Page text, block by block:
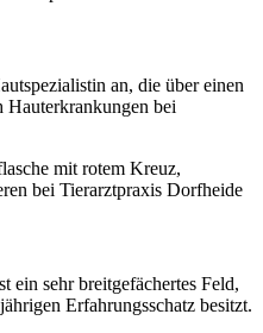
an, die über einen
Hauterkrankungen bei
sehr breitgefächertes Feld,
Erfahrungsschatz besitzt.